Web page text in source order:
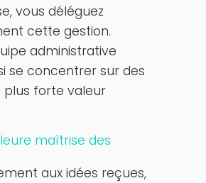
vous déléguez
cette gestion.
administrative
se concentrer sur des
plus forte valeur
maîtrise des
aux idées reçues,